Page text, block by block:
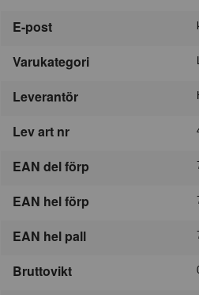
E-post
Varukategori
Leverantör
Lev art nr
EAN del förp
EAN hel förp
EAN hel pall
Bruttovikt